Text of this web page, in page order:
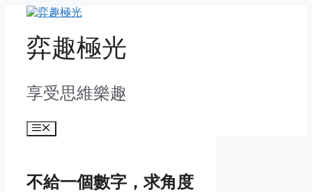
content弈趣極光
享受思維樂趣
Menu
不給一個數字，求角度